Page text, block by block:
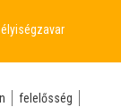
felelősség